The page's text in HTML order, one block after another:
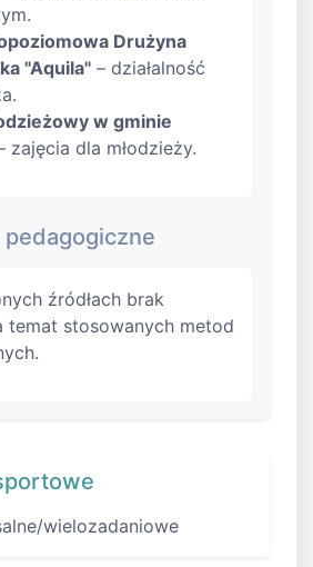
Drużyna
"Aquila" – działalność
w gminie
zajęcia dla młodzieży.
źródłach brak
temat stosowanych metod
wielozadaniowe